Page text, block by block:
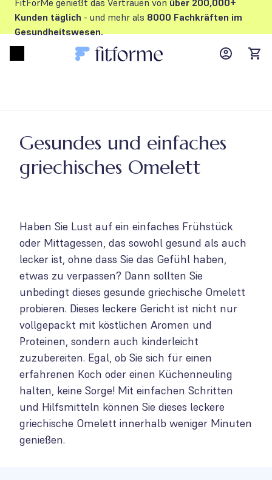
FitForMe genießt das Vertrauen von über 200,000+
Kunden täglich - und mehr als 8000 Fachkräften im
Gesundheitswesen.
MyFFM
Gesundes und einfaches
griechisches Omelett
Haben Sie Lust auf ein einfaches Frühstück
oder Mittagessen, das sowohl gesund als auch
lecker ist, ohne dass Sie das Gefühl haben,
etwas zu verpassen? Dann sollten Sie
unbedingt dieses gesunde griechische Omelett
probieren. Dieses leckere Gericht ist nicht nur
vollgepackt mit köstlichen Aromen und
Proteinen, sondern auch kinderleicht
zuzubereiten. Egal, ob Sie sich für einen
erfahrenen Koch oder einen Küchenneuling
halten, keine Sorge! Mit einfachen Schritten
und Hilfsmitteln können Sie dieses leckere
griechische Omelett innerhalb weniger Minuten
genießen.